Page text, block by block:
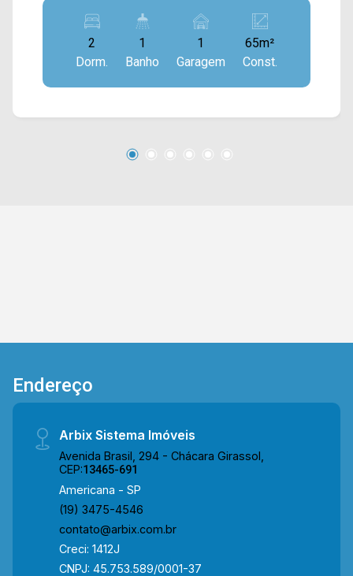
distribuídos em sala de estar e de jantar
integradas, cozinha planejada com cooktop,
exaustor, forno elétrico e conectada com a área
de serviço, e sacada com vista livre. > 02
quartos com armários, sendo 01 com cama box
garagem. Localizado no bairro Vila Omar, este
Av. Campos Sales, Av. da Amizade e Av. Rafael
2
Dorm.
1
Banho
1
Garagem
65m²
Const.
Endereço
Arbix Sistema Imóveis
Avenida Brasil, 294 - Chácara Girassol,
CEP:13465-691
Americana - SP
(19) 3475-4546
contato@arbix.com.br
Creci: 1412J
CNPJ: 45.753.589/0001-37